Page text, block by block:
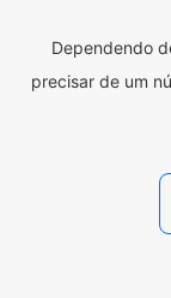
Dependendo
precisar de um